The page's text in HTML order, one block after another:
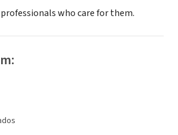
who care for them.